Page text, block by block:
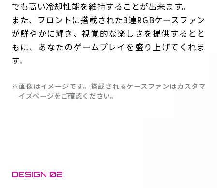
でも高い冷却性能を維持することが出来ます。
また、フロントに搭載された3連RGBケースファン
が鮮やかに輝き、視覚的な楽しさを提供するとと
もに、あなたのゲームプレイを盛り上げてくれま
す。
※画像はイメージです。搭載されるケースファンはカスタマ
イズページをご確認ください。
DESIGN 02